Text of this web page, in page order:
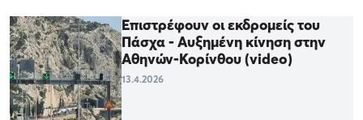
Eπιστρέφουν οι εκδρομείς του
Πάσχα - Αυξημένη κίνηση στην
Αθηνών-Κορίνθου (video)
13.4.2026